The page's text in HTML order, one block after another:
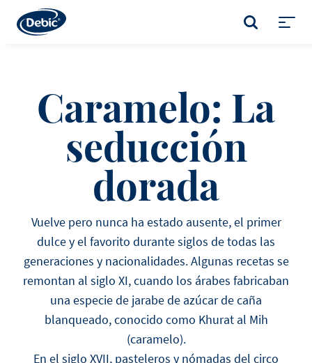
main
BUSCAR
Caramelo: La
seducción
dorada
Vuelve pero nunca ha estado ausente, el primer
dulce y el favorito durante siglos de todas las
generaciones y nacionalidades. Algunas recetas se
remontan al siglo XI, cuando los árabes fabricaban
una especie de jarabe de azúcar de caña
blanqueado, conocido como Khurat al Mih
(caramelo).
En el siglo XVII, pasteleros y nómadas del circo